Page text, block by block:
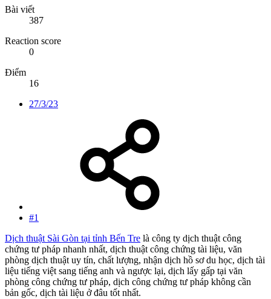
Bài viết
387
Reaction score
0
Điểm
16
27/3/23
#1
Dịch thuật Sài Gòn tại tỉnh Bến Tre là công ty dịch thuật công
chứng tư pháp nhanh nhất, dịch thuật công chứng tài liệu, văn
phòng dịch thuật uy tín, chất lượng, nhận dịch hồ sơ du học, dịch tài
liệu tiếng việt sang tiếng anh và ngược lại, dịch lấy gấp tại văn
phòng công chứng tư pháp, dịch công chứng tư pháp không cần
bản gốc, dịch tài liệu ở đâu tốt nhất.